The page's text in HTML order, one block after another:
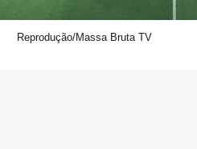
Reprodução/Massa Bruta TV